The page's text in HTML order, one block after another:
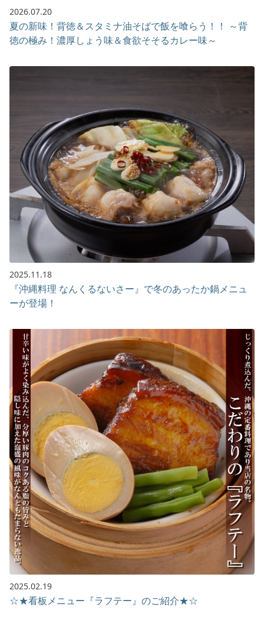
2026.07.20
夏の新味！背徳＆スタミナ油そばで飯を喰らう！！ ～背
徳の極み！濃厚しょう味＆食欲そそるカレー味～
2025.11.18
『沖縄料理 なんくるないさー』で冬のあったか鍋メニュ
ーが登場！
2025.02.19
☆★看板メニュー『ラフテー』のご紹介★☆